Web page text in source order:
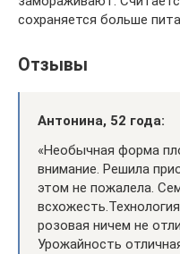
сохраняется больше
Отзывы
Антонина, 52 года:
«Необычная форма
внимание. Решила
этом не пожалела.
розовая ничем не
Урожайность